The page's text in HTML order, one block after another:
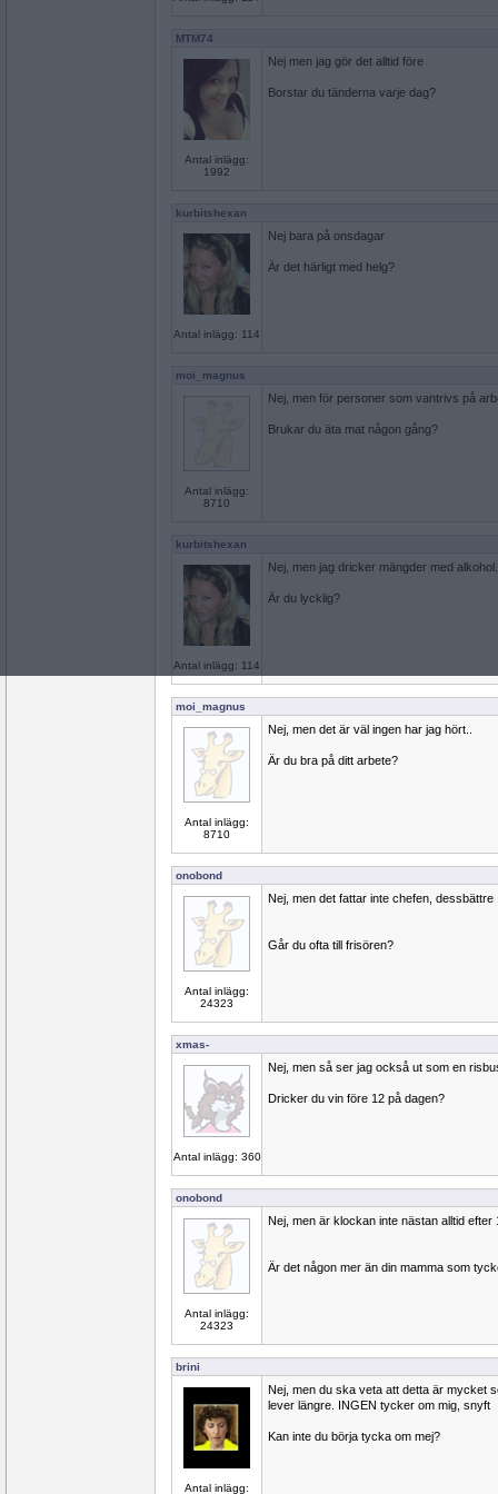
MTM74
Antal inlägg:
1992
Nej men jag gör det alltid före
Borstar du tänderna varje dag?
kurbitshexan
Antal inlägg: 114
Nej bara på onsdagar
Är det härligt med helg?
moi_magnus
Antal inlägg:
8710
Nej, men för personer som vantrivs på
Brukar du äta mat någon gång?
kurbitshexan
Antal inlägg: 114
Nej, men jag dricker mängder med alkohol.
Är du lycklig?
moi_magnus
Antal inlägg:
8710
Nej, men det är väl ingen har jag hört..
Är du bra på ditt arbete?
onobond
Antal inlägg:
24323
Nej, men det fattar inte chefen, dessbättre
Går du ofta till frisören?
xmas-
Antal inlägg: 360
Nej, men så ser jag också ut som en
Dricker du vin före 12 på dagen?
onobond
Antal inlägg:
24323
Nej, men är klockan inte nästan alltid efter
Är det någon mer än din mamma som
brini
Antal inlägg:
Nej, men du ska veta att detta är mycket
lever längre. INGEN tycker om mig, snyft
Kan inte du börja tycka om mej?